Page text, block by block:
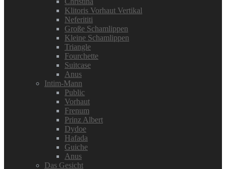
Klitoris Vorhaut Vertikal
Neferititi
Große Schamlippen
Kleine Schamlippen
Triangle
Fourchette
Suitcase
Anus
Intim-Mann
Public
Vorhaut
Frenum
Prinz Albert
Dydoe
Hafada
Guiche
Anus
Das Gesicht